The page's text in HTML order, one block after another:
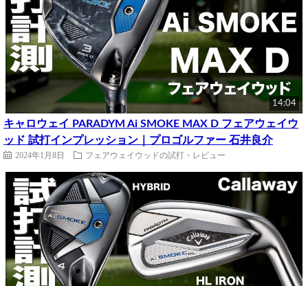
14:04
キャロウェイ PARADYM Ai SMOKE MAX D フェアウェイウ
ッド 試打インプレッション｜プロゴルファー 石井良介
2024年1月8日 フェアウェイウッドの試打・レビュー